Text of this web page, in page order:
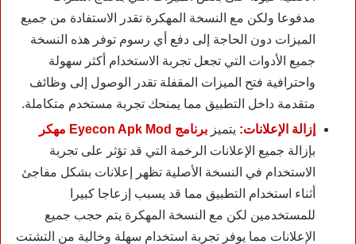
مدفوعا ولكن مع النسخة المهكرة تقدر الاستفادة من جميع
الميزات دون الحاجة إلى دفع أي رسوم توفر هذه النسخة
جميع الأدوات التي تجعل تجربة الاستخدام أكثر سهولة
واحترافية فتح الميزات المقفلة تقدر الوصول إلى وظائف
متقدمة داخل التطبيق مما يمنحك تجربة مستخدم متكاملة.
إزالة الإعلانات: يتميز برنامج Eyecon Apk Mod مهكر
بإزالة جميع الإعلانات الرخمة التي قد تؤثر على تجربة
الاستخدام في النسخة الأصلية تظهر إعلانات بشكل مفاجئ
أثناء استخدام التطبيق مما قد يسبب إزعاجا كبيرا
للمستخدمين لكن مع النسخة المهكرة يتم حجب جميع
الإعلانات مما يوفر تجربة استخدام سهلة وخالية من التشتت